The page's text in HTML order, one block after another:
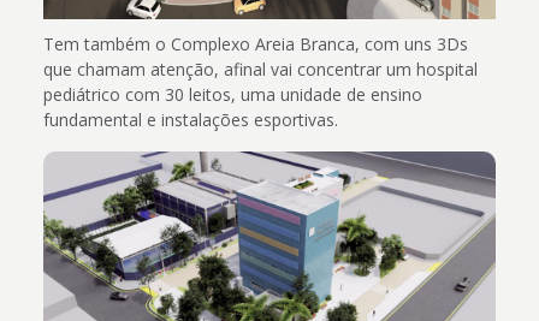
Tem também o Complexo Areia Branca, com uns 3Ds
que chamam atenção, afinal vai concentrar um hospital
pediátrico com 30 leitos, uma unidade de ensino
fundamental e instalações esportivas.